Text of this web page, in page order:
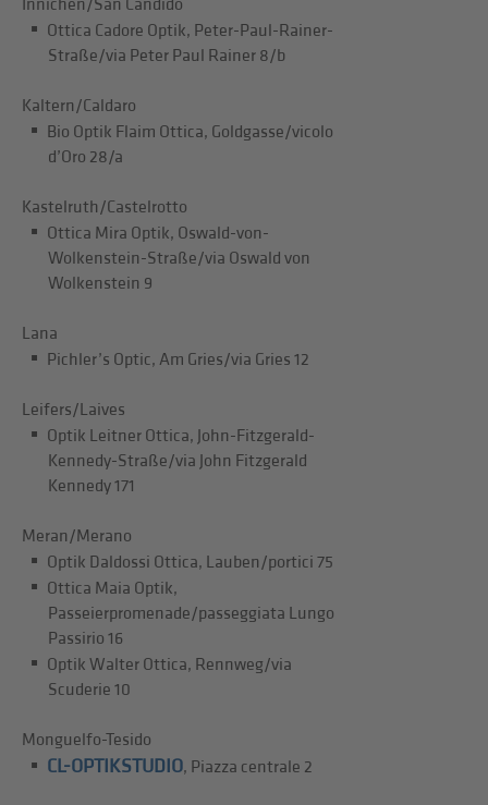
Innichen/San Candido
Ottica Cadore Optik, Peter-Paul-Rainer-
Straße/via Peter Paul Rainer 8/b
Kaltern/Caldaro
Bio Optik Flaim Ottica, Goldgasse/vicolo
d’Oro 28/a
Kastelruth/Castelrotto
Ottica Mira Optik, Oswald-von-
Wolkenstein-Straße/via Oswald von
Wolkenstein 9
Lana
Pichler’s Optic, Am Gries/via Gries 12
Leifers/Laives
Optik Leitner Ottica, John-Fitzgerald-
Kennedy-Straße/via John Fitzgerald
Kennedy 171
Meran/Merano
Optik Daldossi Ottica, Lauben/portici 75
Ottica Maia Optik,
Passeierpromenade/passeggiata Lungo
Passirio 16
Optik Walter Ottica, Rennweg/via
Scuderie 10
Monguelfo-Tesido
CL-OPTIKSTUDIO, Piazza centrale 2